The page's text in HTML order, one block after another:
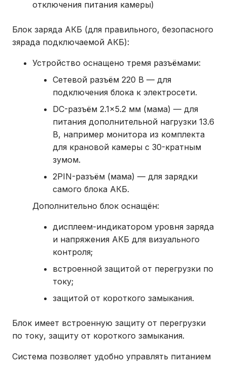
отключения питания камеры)
Блок заряда АКБ (для правильного, безопасного
зярада подключаемой АКБ):
Устройство оснащено тремя разъёмами:
Сетевой разъём 220 В — для
подключения блока к электросети.
DC-разъём 2.1×5.2 мм (мама) — для
питания дополнительной нагрузки 13.6
В, например монитора из комплекта
для крановой камеры с 30-кратным
зумом.
2PIN-разъём (мама) — для зарядки
самого блока АКБ.
Дополнительно блок оснащён:
дисплеем-индикатором уровня заряда
и напряжения АКБ для визуального
контроля;
встроенной защитой от перегрузки по
току;
защитой от короткого замыкания.
Блок имеет встроенную защиту от перегрузки
по току, защиту от короткого замыкания.
Система позволяет удобно управлять питанием